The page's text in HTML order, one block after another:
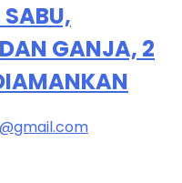
GANJA, 2